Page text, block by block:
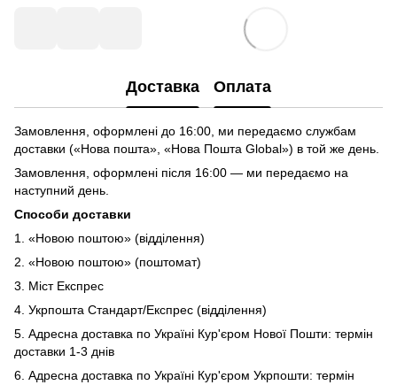
Доставка Оплата
Замовлення, оформлені до 16:00, ми передаємо службам
доставки («Нова пошта», «Нова Пошта Global») в той же день.
Замовлення, оформлені після 16:00 — ми передаємо на
наступний день.
Способи доставки
1. «Новою поштою» (відділення)
2. «Новою поштою» (поштомат)
3. Міст Експрес
4. Укрпошта Стандарт/Експрес (відділення)
5. Адресна доставка по Україні Кур'єром Нової Пошти: термін
доставки 1-3 днів
6. Адресна доставка по Україні Кур'єром Укрпошти: термін